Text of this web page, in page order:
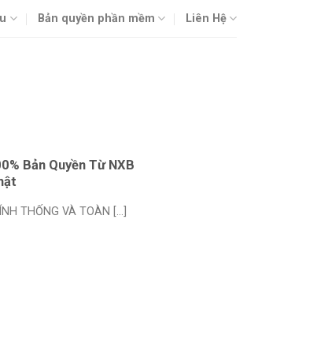
Bản quyền phần mềm Liên Hệ
Bản Quyền Từ NXB
THỐNG VÀ TOÀN [...]